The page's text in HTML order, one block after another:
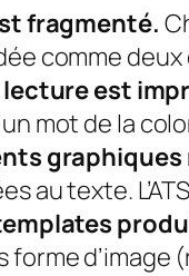
fragmenté.
comme
lecture est
mot de la
au texte.
forme d’image